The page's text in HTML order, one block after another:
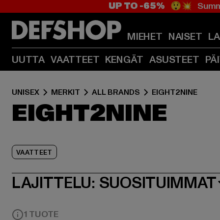
UP TO -65% 😲💥
MIEHET NAISET
UUTTA VAATTEET KENGÄT ASUSTEET
UNISEX MERKIT ALL BRANDS EIGHT2NINE
EIGHT2NINE
VAATTEET
LAJITTELU: SUOSITUIMMAT
1 TUOTE